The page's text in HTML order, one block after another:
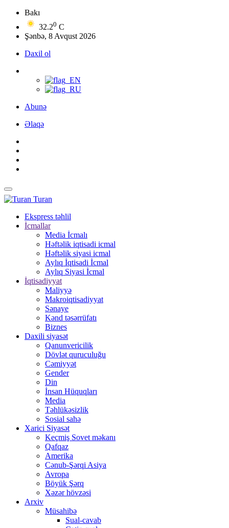
Bakı
32.20 C
Şənbə, 8 Avqust 2026
Daxil ol
Abunə
Əlaqə
Turan
Ekspress təhlil
İcmallar
Media İcmalı
Həftəlik iqtisadi icmal
Həftəlik siyasi icmal
Aylıq İqtisadi İcmal
Aylıq Siyasi İcmal
İqtisadiyyat
Maliyyə
Makroiqtisadiyyat
Sənaye
Kənd təsərrüfatı
Biznes
Daxili siyasət
Qanunvericilik
Dövlət quruculuğu
Cəmiyyət
Gender
Din
İnsan Hüquqları
Media
Təhlükəsizlik
Sosial sahə
Xarici Siyasət
Keçmiş Sovet məkanı
Qafqaz
Amerika
Cənub-Şərqi Asiya
Avropa
Böyük Şərq
Xəzər hövzəsi
Arxiv
Müsahibə
Sual-cavab